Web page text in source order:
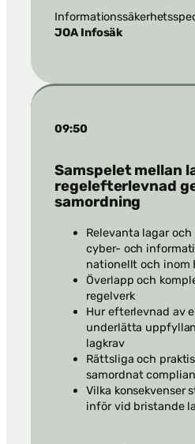
JOA Infosäk
09:50
Samspelet mellan
regelefterlevnad
samordning
Relevanta lagar
cyber- och
nationellt och inom
Överlapp och
regelverk
Hur efterlevnad av
underlätta
lagkrav
Rättsliga och
samordnat
Vilka konsekvenser
inför vid bristande